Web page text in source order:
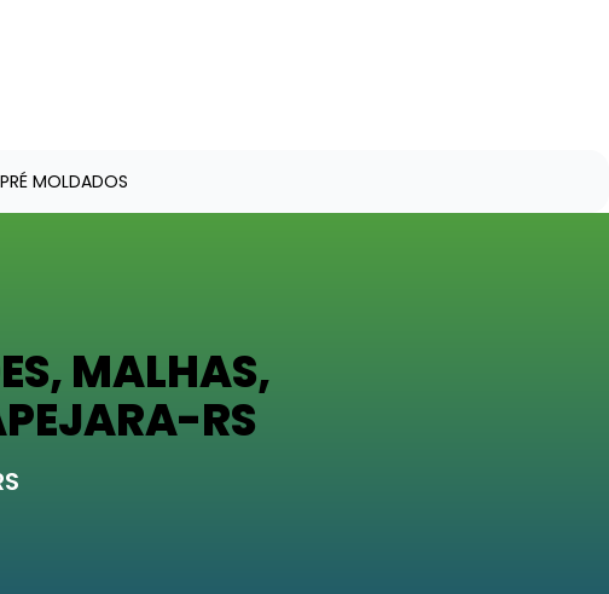
MOLDADOS
MALHAS,
RS